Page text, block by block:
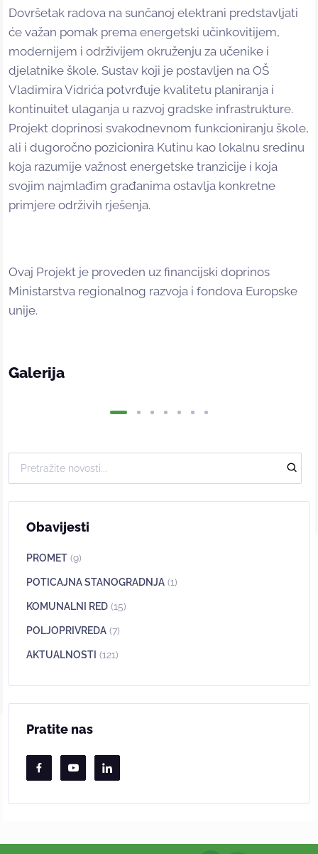
Dovršetak radova na sunčanoj elektrani predstavljati
će važan pomak prema energetski učinkovitijem,
modernijem i održivijem okruženju za učenike i
djelatnike škole. Sustav koji je postavljen na OŠ
Vladimira Vidrića potvrđuje kvalitetu planiranja i
kontinuitet ulaganja u razvoj gradske infrastrukture.
Projekt doprinosi svakodnevnom funkcioniranju škole,
ali i dugoročno pozicionira Kutinu kao lokalnu sredinu
koja razumije važnost energetske tranzicije i koja
svojim najmlađim građanima ostavlja konkretne
primjere održivih rješenja.
Ovaj Projekt je proveden uz financijski doprinos
Ministarstva regionalnog razvoja i fondova Europske
unije.
Galerija
Obavijesti
PROMET (9)
POTICAJNA STANOGRADNJA (1)
KOMUNALNI RED (15)
POLJOPRIVREDA (7)
AKTUALNOSTI (121)
Pratite nas